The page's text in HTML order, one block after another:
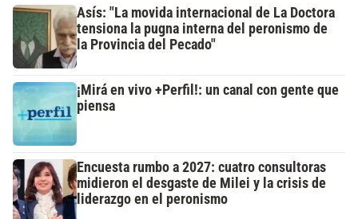
Asís: "La movida internacional de La Doctora
tensiona la pugna interna del peronismo de
la Provincia del Pecado"
¡Mirá en vivo +Perfil!: un canal con gente que
piensa
Encuesta rumbo a 2027: cuatro consultoras
midieron el desgaste de Milei y la crisis de
liderazgo en el peronismo